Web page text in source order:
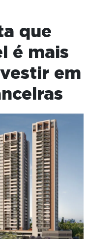
que
é mais
em